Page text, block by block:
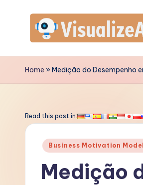
contentV
is
a
Home »Medição do Desempenho
Read this post in:
Posted
Business Motivation Model
Medição